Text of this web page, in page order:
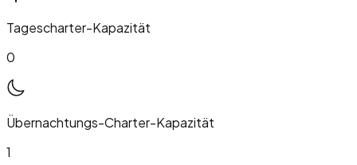
Tagescharter-Kapazität
0
Übernachtungs-Charter-Kapazität
1